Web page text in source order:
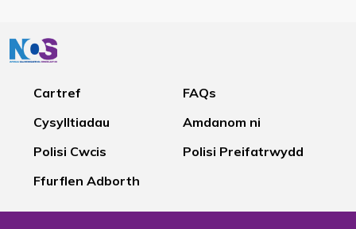
Cartref
FAQs
Cysylltiadau
Amdanom ni
Polisi Cwcis
Polisi Preifatrwydd
Ffurflen Adborth